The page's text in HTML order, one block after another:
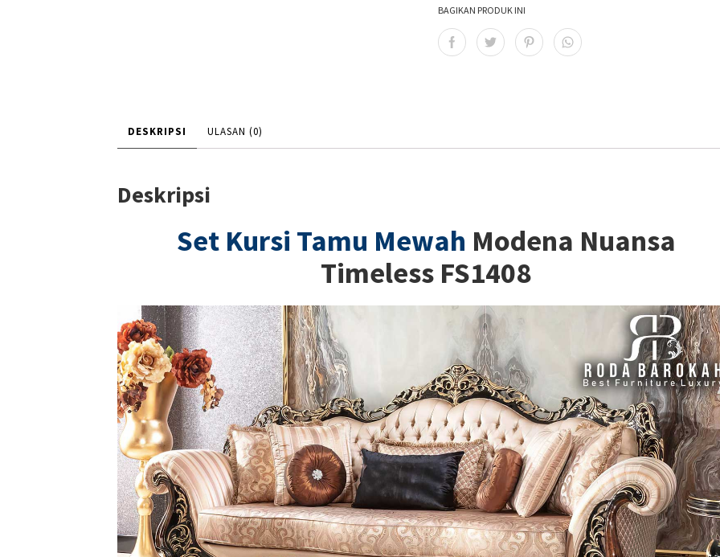
BAGIKAN PRODUK INI
DESKRIPSI ULASAN (0)
Deskripsi
Set Kursi Tamu Mewah Modena Nuansa
Timeless FS1408